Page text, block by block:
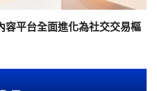
平台全面進化為社交交易樞